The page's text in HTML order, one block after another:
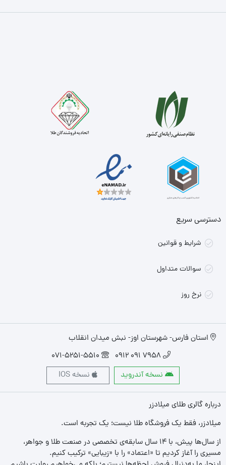
دسترسی سریع
شرایط و قوانین
سوالات متداول
نرخ روز
استان فارس- شهرستان اوز- نبش میدان انقلاب
7958 091 0912
071-5251-5510
نسخه آندروید
نسخه IOS
درباره گالری طلای میلادزر
میلادزر، فقط یک فروشگاه طلا نیست؛ یک تجربه‌ است.
از سال‌ها پیش، با ۱۴ سال سابقه‌ی تخصصی در صنعت طلا و جواهر،
مسیری را آغاز کردیم تا «اعتماد» را با «زیبایی» ترکیب کنیم.